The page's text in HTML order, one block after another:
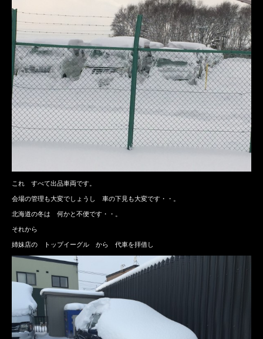
これ すべて出品車両です。
会場の管理も大変でしょうし 車の下見も大変です・・。
北海道の冬は 何かと不便です・・。
それから
姉妹店の トップイーグル から 代車を拝借し